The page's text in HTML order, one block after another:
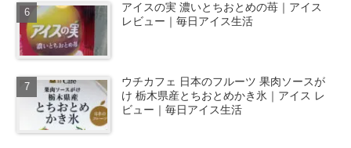
アイスの実 濃いとちおとめの苺｜アイス
レビュー｜毎日アイス生活
ウチカフェ 日本のフルーツ 果肉ソースが
け 栃木県産とちおとめかき氷｜アイス レ
ビュー｜毎日アイス生活